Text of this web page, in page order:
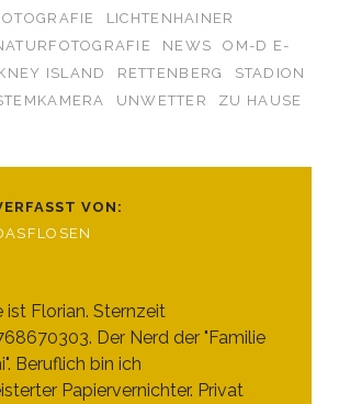
LICHTENHAINER
NEWS
OM-D E-
ISLAND RETTENBERG
STADION
UNWETTER ZU HAUSE
VON:
ist Florian. Sternzeit
Der Nerd der "Familie
Beruflich bin ich
Papiervernichter. Privat